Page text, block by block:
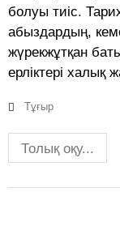
болуы тиіс.
абыздардың,
жүрекжұтқан
ерліктері халық
Тұғыр
Толық оқу...